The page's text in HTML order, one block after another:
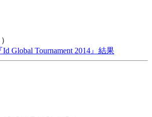
Id Global Tournament 2014』結果